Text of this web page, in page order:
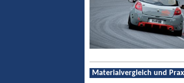
Materialvergleich und